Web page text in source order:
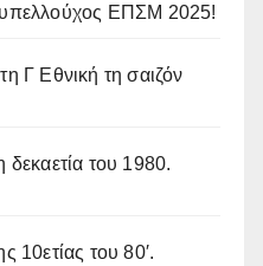
ΕΠΣΜ 2025!
Γ Εθνική τη σαιζόν
του 1980.
10ετίας του 80′.